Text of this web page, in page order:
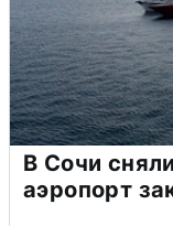
В Сочи
аэропорт